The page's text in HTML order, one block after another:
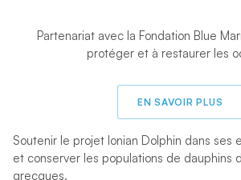
Partenariat avec la Fondation Blue
protéger et à restaurer les
EN SAVOIR PLUS
Soutenir le projet Ionian Dolphin dans ses
et conserver les populations de dauphins
grecques.